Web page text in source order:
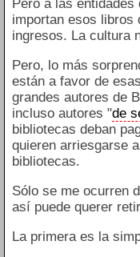
Pero a las
importan esos libros
ingresos. La cultura
Pero, lo más
están a favor de
grandes autores de
incluso autores "de
bibliotecas deban
quieren arriesgarse
bibliotecas.
Sólo se me ocurren
así puede querer
La primera es la